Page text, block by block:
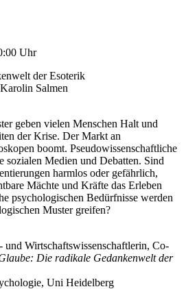
Uhr
der Esoterik
Salmen
geben vielen Menschen Halt und
der Krise. Der Markt an
boomt. Pseudowissenschaftliche
sozialen Medien und Debatten. Sind
harmlos oder gefährlich,
Mächte und Kräfte das Erleben
psychologischen Bedürfnisse werden
Muster greifen?
und Wirtschaftswissenschaftlerin, Co-
Die radikale Gedankenwelt der
Uni Heidelberg